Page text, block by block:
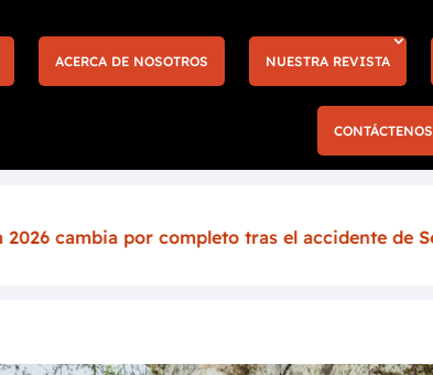
ACERCA DE NOSOTROS NUESTRA REVISTA
CONTÁCTENOS
tras el accidente de Sébastien Ogier